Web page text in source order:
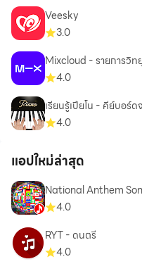
display upcoming events
quality of the service.
* Notification: To send
personalized based on
* Share Screen: To
to headphones by
audio output.
You can use Shazam
of the above optional app
features of the service
Availability and features
For more information on
read the Privacy Policy,
Veesky
3.0
Mixcloud - รายการวิท
4.0
เรียนรู้เปียโน - คีย์บอร์ด
4.0
แอปใหม่ล่าสุด
National Anthem
4.0
RYT - ดนตรี
4.0